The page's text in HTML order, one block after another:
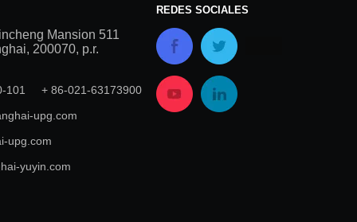
Mansion 511
200070, p.r.
101 + 86-021-63173900
upg.com
upg.com
yuyin.com
REDES SOCIALES